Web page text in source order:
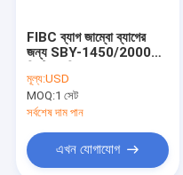
এক্সট্রুশন লেপ লেমিনেশন লাইন
বৃত্তাকার তাঁত মেশিন
FIBC ব্যাগ তৈরির মেশিন
FIBC ব্যাগ জাম্বো ব্যাগের
জন্য SBY-1450/2000
মূল্য:USD
MOQ:1 সেট
সর্বশেষ দাম পান
এখন যোগাযোগ